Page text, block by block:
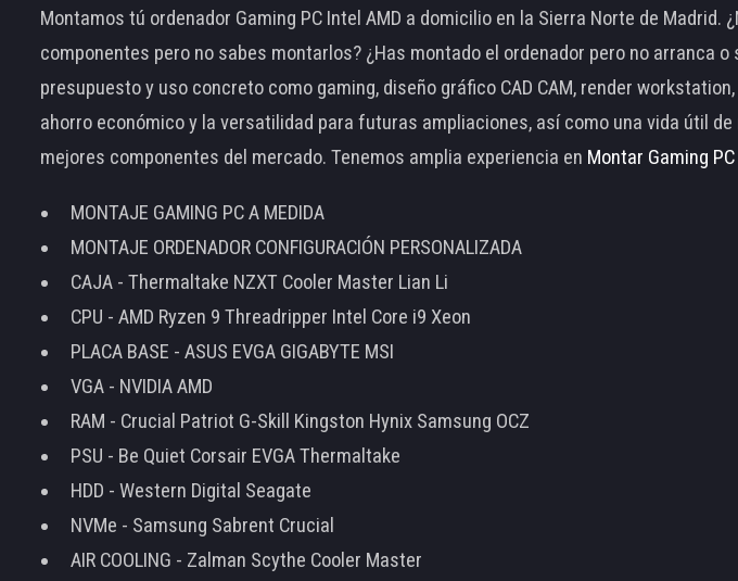
Montamos tú ordenador Gaming PC Intel AMD a domicilio en la Sierra Norte de
componentes pero no sabes montarlos? ¿Has montado el ordenador pero no
presupuesto y uso concreto como gaming, diseño gráfico CAD CAM, render
ahorro económico y la versatilidad para futuras ampliaciones, así como una vida útil
mejores componentes del mercado. Tenemos amplia experiencia en Montar Gaming PC
MONTAJE GAMING PC A MEDIDA
MONTAJE ORDENADOR CONFIGURACIÓN PERSONALIZADA
CAJA - Thermaltake NZXT Cooler Master Lian Li
CPU - AMD Ryzen 9 Threadripper Intel Core i9 Xeon
PLACA BASE - ASUS EVGA GIGABYTE MSI
VGA - NVIDIA AMD
RAM - Crucial Patriot G-Skill Kingston Hynix Samsung OCZ
PSU - Be Quiet Corsair EVGA Thermaltake
HDD - Western Digital Seagate
NVMe - Samsung Sabrent Crucial
AIR COOLING - Zalman Scythe Cooler Master